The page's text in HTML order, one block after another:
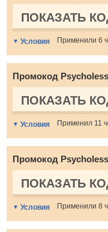
ПОКАЗАТЬ
Условия Применили 6
Промокод
ПОКАЗАТЬ
Условия Применил 11
Промокод
ПОКАЗАТЬ
Условия Применили 8